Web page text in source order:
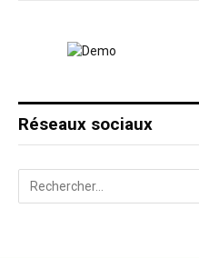
Réseaux sociaux